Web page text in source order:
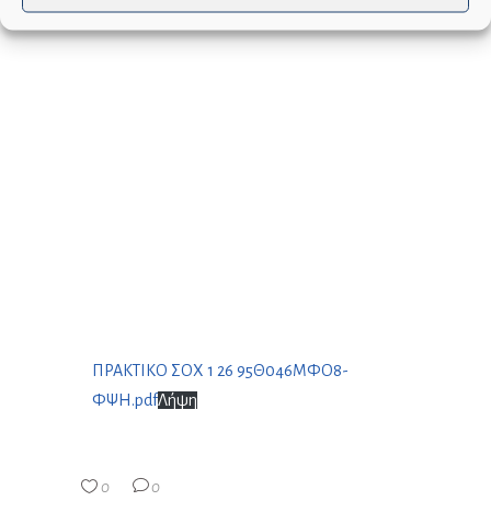
ΠΡΑΚΤΙΚΟ ΣΟΧ 1 26 95Θ046ΜΦΟ8-
ΦΨΗ.pdfΛήψη
0 0